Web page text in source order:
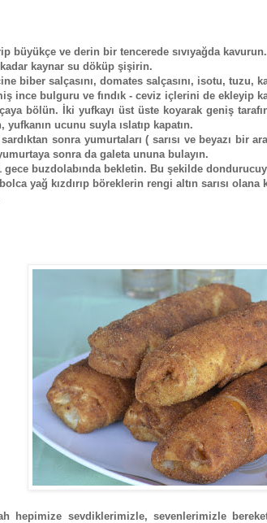
büyükçe ve derin bir tencerede sıvıyağda
kaynar su döküp şişirin.
biber salçasını, domates salçasını, isotu, tuzu,
ince bulguru ve fındık - ceviz içlerini de ekleyip
bölün. İki yufkayı üst üste koyarak geniş
yufkanın ucunu suyla ıslatıp kapatın.
sonra yumurtaları ( sarısı ve beyazı bir
sonra da galeta ununa bulayın.
gece buzdolabında bekletin. Bu şekilde
yağ kızdırıp böreklerin rengi altın sarısı olana
hepimize sevdiklerimizle, sevenlerimizle